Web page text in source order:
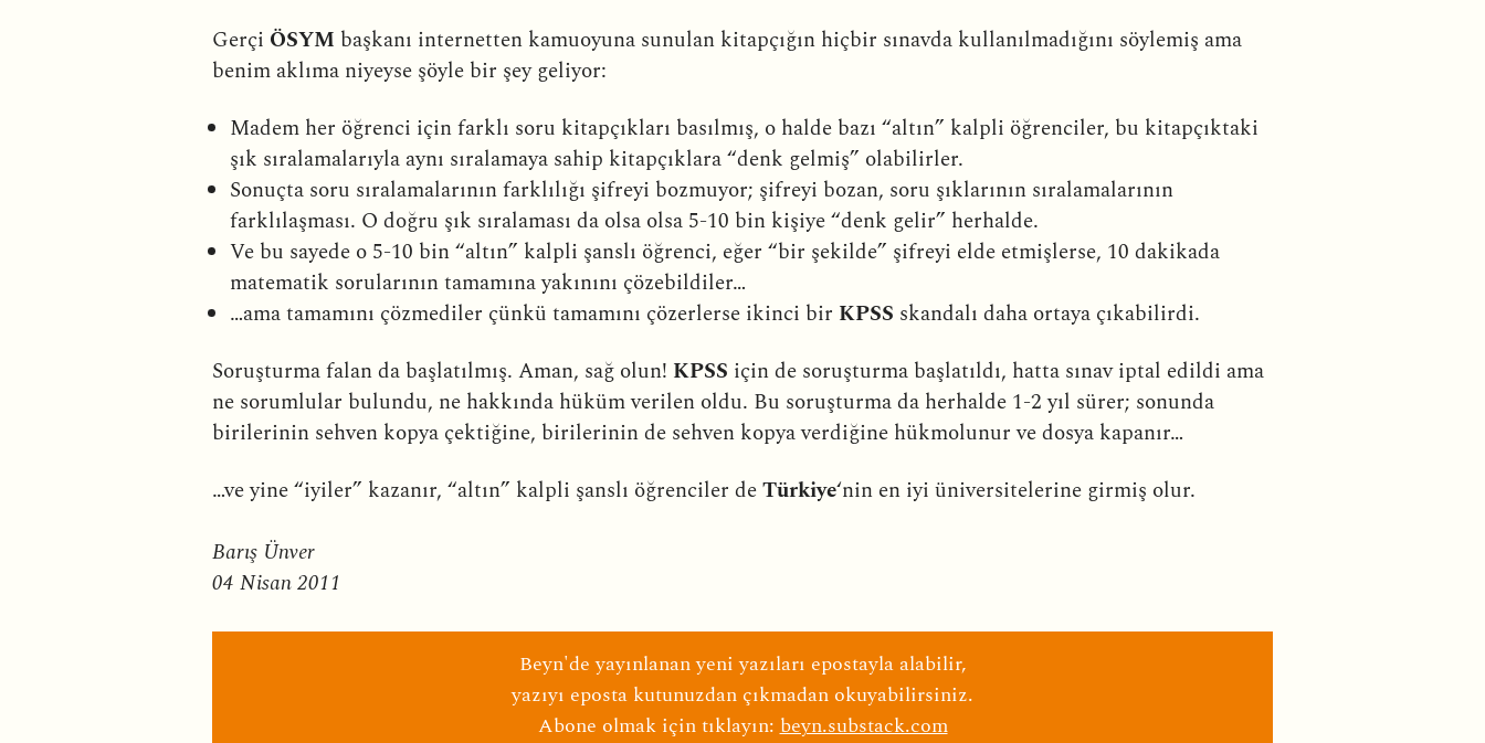
Gerçi ÖSYM başkanı internetten kamuoyuna sunulan kitapçığın hiçbir sınavda kullanılmadığını söylemiş ama
benim aklıma niyeyse şöyle bir şey geliyor:
Madem her öğrenci için farklı soru kitapçıkları basılmış, o halde bazı “altın” kalpli öğrenciler, bu kitapçıktaki
şık sıralamalarıyla aynı sıralamaya sahip kitapçıklara “denk gelmiş” olabilirler.
Sonuçta soru sıralamalarının farklılığı şifreyi bozmuyor; şifreyi bozan, soru şıklarının sıralamalarının
farklılaşması. O doğru şık sıralaması da olsa olsa 5-10 bin kişiye “denk gelir” herhalde.
Ve bu sayede o 5-10 bin “altın” kalpli şanslı öğrenci, eğer “bir şekilde” şifreyi elde etmişlerse, 10 dakikada
matematik sorularının tamamına yakınını çözebildiler…
…ama tamamını çözmediler çünkü tamamını çözerlerse ikinci bir KPSS skandalı daha ortaya çıkabilirdi.
Soruşturma falan da başlatılmış. Aman, sağ olun! KPSS için de soruşturma başlatıldı, hatta sınav iptal edildi ama
ne sorumlular bulundu, ne hakkında hüküm verilen oldu. Bu soruşturma da herhalde 1-2 yıl sürer; sonunda
birilerinin sehven kopya çektiğine, birilerinin de sehven kopya verdiğine hükmolunur ve dosya kapanır…
…ve yine “iyiler” kazanır, “altın” kalpli şanslı öğrenciler deTürkiye‘nin en iyi üniversitelerine girmiş olur.
Barış Ünver
04 Nisan 2011
Beyn'de yayınlanan yeni yazıları epostayla alabilir,
yazıyı eposta kutunuzdan çıkmadan okuyabilirsiniz.
Abone olmak için tıklayın:beyn.substack.com